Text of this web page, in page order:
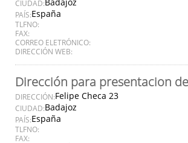
CIUDAD:Badajoz
PAÍS:España
TLFNO:
FAX:
CORREO ELETRÓNICO:
DIRECCIÓN WEB:
Dirección para presentacion
DIRECCIÓN:Felipe Checa 23
CIUDAD:Badajoz
PAÍS:España
TLFNO:
FAX: